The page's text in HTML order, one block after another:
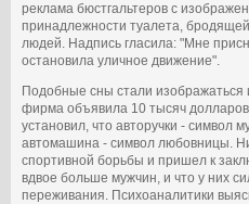
реклама бюстгальтеров с
принадлежности туалета,
людей. Надпись гласила: "Мне
остановила уличное движение".
Подобные сны стали изображаться
фирма объявила 10 тысяч
установил, что авторучки - символ
автомашина - символ любовницы.
спортивной борьбы и пришел к
вдвое больше мужчин, и что у них
переживания. Психоаналитики